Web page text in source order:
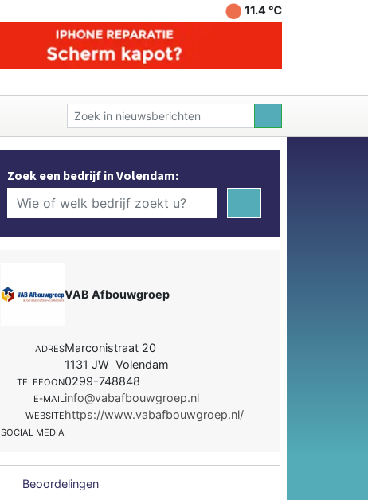
11.4 ℃
Zoek een bedrijf in Volendam:
VAB Afbouwgroep
ADRESMarconistraat 20
1131 JW Volendam
TELEFOON0299-748848
E-MAILinfo@vabafbouwgroep.nl
WEBSITEhttps://www.vabafbouwgroep.nl/
SOCIAL MEDIA
Beoordelingen